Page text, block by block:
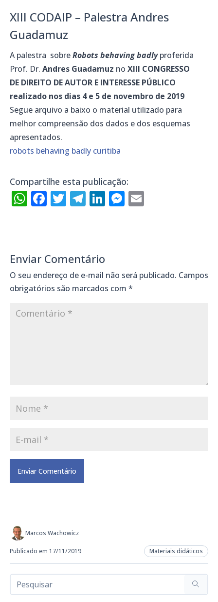
XIII CODAIP – Palestra Andres
Guadamuz
A palestra sobreRobots behaving badlyproferida
Prof. Dr. Andres Guadamuz no XIII CONGRESSO
DE DIREITO DE AUTOR E INTERESSE PÚBLICO
realizado nos dias 4 e 5 de novembro de 2019
Segue arquivo a baixo o material utilizado para
melhor compreensão dos dados e dos esquemas
apresentados.
robots behaving badly curitiba
Compartilhe esta publicação:
WhatsApp
Facebook
Twitter
Telegram
LinkedIn
Messenger
Enviar Comentário
O seu endereço de e-mail não será publicado. Campos
obrigatórios são marcados com *
Marcos Wachowicz
Publicado em 17/11/2019 Materiais didáticos